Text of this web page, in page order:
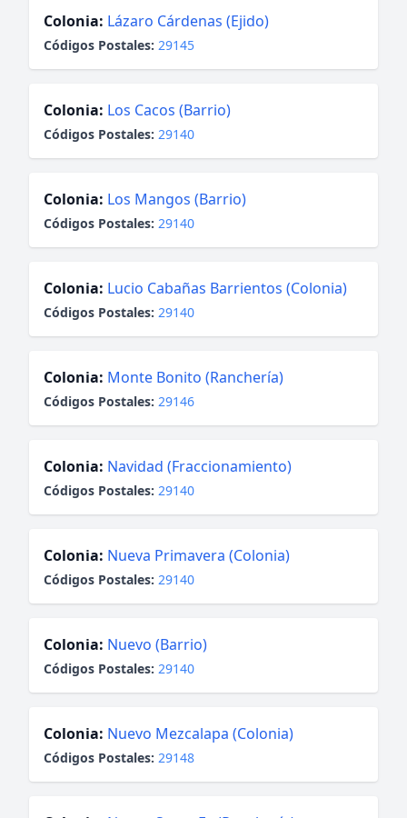
Colonia: Lázaro Cárdenas (Ejido)
Códigos Postales: 29145
Colonia: Los Cacos (Barrio)
Códigos Postales: 29140
Colonia: Los Mangos (Barrio)
Códigos Postales: 29140
Colonia: Lucio Cabañas Barrientos (Colonia)
Códigos Postales: 29140
Colonia: Monte Bonito (Ranchería)
Códigos Postales: 29146
Colonia: Navidad (Fraccionamiento)
Códigos Postales: 29140
Colonia: Nueva Primavera (Colonia)
Códigos Postales: 29140
Colonia: Nuevo (Barrio)
Códigos Postales: 29140
Colonia: Nuevo Mezcalapa (Colonia)
Códigos Postales: 29148